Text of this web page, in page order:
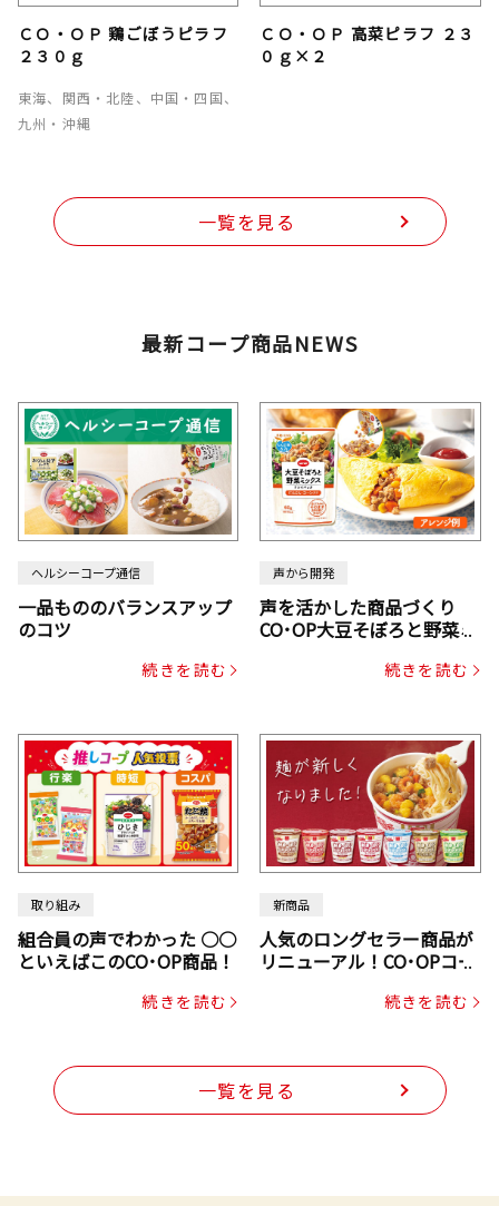
ＣＯ・ＯＰ 鶏ごぼうピラフ
２３０ｇ
東海、関西・北陸、中国・四国、
九州・沖縄
ＣＯ・ＯＰ 高菜ピラフ ２３
０ｇ×２
一覧を見る
最新コープ商品NEWS
ヘルシーコープ通信
一品もののバランスアップ
のコツ
続きを読む
声から開発
声を活かした商品づくり
CO･OP大豆そぼろと野菜ミ
じん・コーン入り）続きを読む
取り組み
組合員の声でわかった ○○
といえばこのCO･OP商品！
続きを読む
新商品
人気のロングセラー商品が
リニューアル！CO･OPコー
続きを読む
一覧を見る